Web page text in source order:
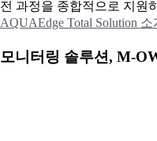
전 과정을 종합적으로 지원
AQUAEdge Total Solution 소
모니터링 솔루션, M-